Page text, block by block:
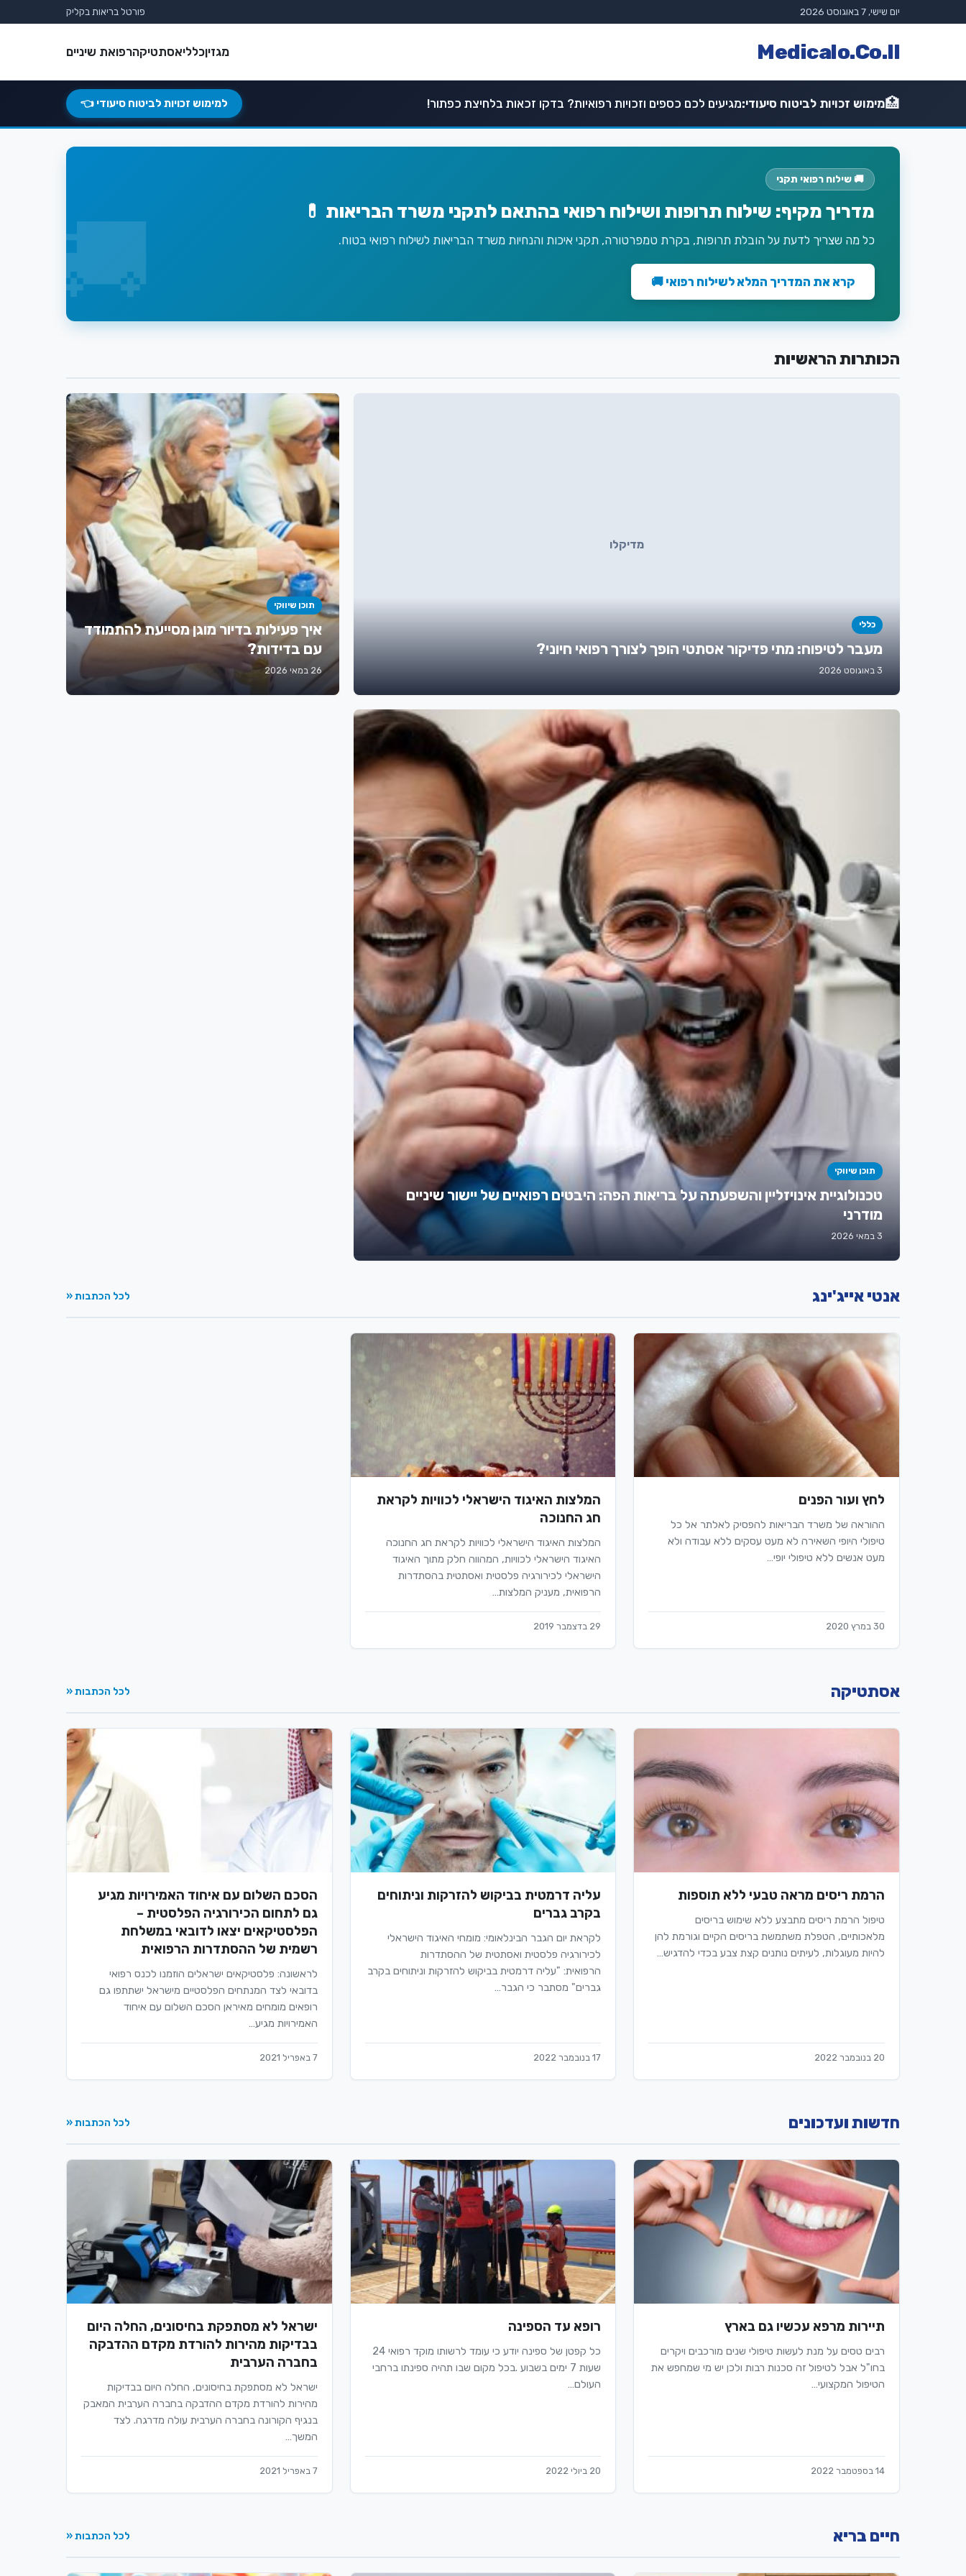
יום שישי, 7 באוגוסט 2026 פורטל בריאות בקליק
Medicalo.Co.Il מגזיןכלליאסתטיקהרפואת שיניים
🏥מימוש זכויות לביטוח סיעודי:מגיעים לכם כספים וזכויות רפואיות? בדקו זכאות בלחיצת כפתור! למימוש זכויות לביטוח סיעודי 👈
🚚 שילוח רפואי תקני
מדריך מקיף: שילוח תרופות ושילוח רפואי בהתאם לתקני משרד הבריאות 💊
כל מה שצריך לדעת על הובלת תרופות, בקרת טמפרטורה, תקני איכות והנחיות משרד הבריאות לשילוח רפואי בטוח.
קרא את המדריך המלא לשילוח רפואי 🚚
הכותרות הראשיות
מדיקלו
כללי
מעבר לטיפוח: מתי פדיקור אסתטי הופך לצורך רפואי חיוני?
3 באוגוסט 2026
תוכן שיווקי
איך פעילות בדיור מוגן מסייעת להתמודד
עם בדידות?
26 במאי 2026
תוכן שיווקי
טכנולוגיית אינויזליין והשפעתה על בריאות הפה: היבטים רפואיים של יישור שיניים
מודרני
3 במאי 2026
אנטי אייג'ינג לכל הכתבות «
לחץ ועור הפנים
ההוראה של משרד הבריאות להפסיק לאלתר אל כל
טיפולי היופי השאירה לא מעט עסקים ללא עבודה ולא
מעט אנשים ללא טיפולי יופי…
30 במרץ 2020
המלצות האיגוד הישראלי לכוויות לקראת
חג החנוכה
המלצות האיגוד הישראלי לכוויות לקראת חג החנוכה
האיגוד הישראלי לכוויות, המהווה חלק מתוך האיגוד
הישראלי לכירורגיה פלסטית ואסתטית בהסתדרות
הרפואית, מעניק המלצות…
29 בדצמבר 2019
אסתטיקה לכל הכתבות «
הרמת ריסים מראה טבעי ללא תוספות
טיפול הרמת ריסים מתבצע ללא שימוש בריסים
מלאכותיים, הטפלת משתמשת בריסים הקיים וגורמת להן
להיות מעוגלות, לעיתים נותנים קצת צבע בכדי להדגיש…
20 בנובמבר 2022
עליה דרמטית בביקוש להזרקות וניתוחים
בקרב גברים
לקראת יום הגבר הבינלאומי: מומחי האיגוד הישראלי
לכירורגיה פלסטית ואסתטית של ההסתדרות
הרפואית: "עליה דרמטית בביקוש להזרקות וניתוחים בקרב
גברים" מסתבר כי הגבר…
17 בנובמבר 2022
הסכם השלום עם איחוד האמירויות מגיע
גם לתחום הכירורגיה הפלסטית –
הפלסטיקאים יצאו לדובאי במשלחת
רשמית של ההסתדרות הרפואית
לראשונה: פלסטיקאים ישראלים הוזמנו לכנס רפואי
בדובאי לצד המנתחים הפלסטיים מישראל ישתתפו גם
רופאים מומחים מאיראן הסכם השלום עם איחוד
האמירויות מגיע…
7 באפריל 2021
חדשות ועדכונים לכל הכתבות «
תיירות מרפא עכשיו גם בארץ
רבים טסים על מנת לעשות טיפולי שנים מורכבים ויקרים
בחו"ל אבל לטיפול זה סכנות רבות ולכן יש מי שמחפש את
הטיפול המקצועי…
14 בספטמבר 2022
רופא עד הספינה
כל קפטן של ספינה יודע כי עומד לרשותו מוקד רפואי 24
שעות 7 ימים בשבוע .בכל מקום שבו תהיה ספינתו ברחבי
העולם…
20 ביולי 2022
ישראל לא מסתפקת בחיסונים, החלה היום
בבדיקות מהירות להורדת מקדם ההדבקה
בחברה הערבית
ישראל לא מסתפקת בחיסונים, החלה היום בבדיקות
מהירות להורדת מקדם ההדבקה בחברה הערבית המאבק
בנגיף הקורונה בחברה הערבית עולה מדרגה. לצד
המשך…
7 באפריל 2021
חיים בריא לכל הכתבות «